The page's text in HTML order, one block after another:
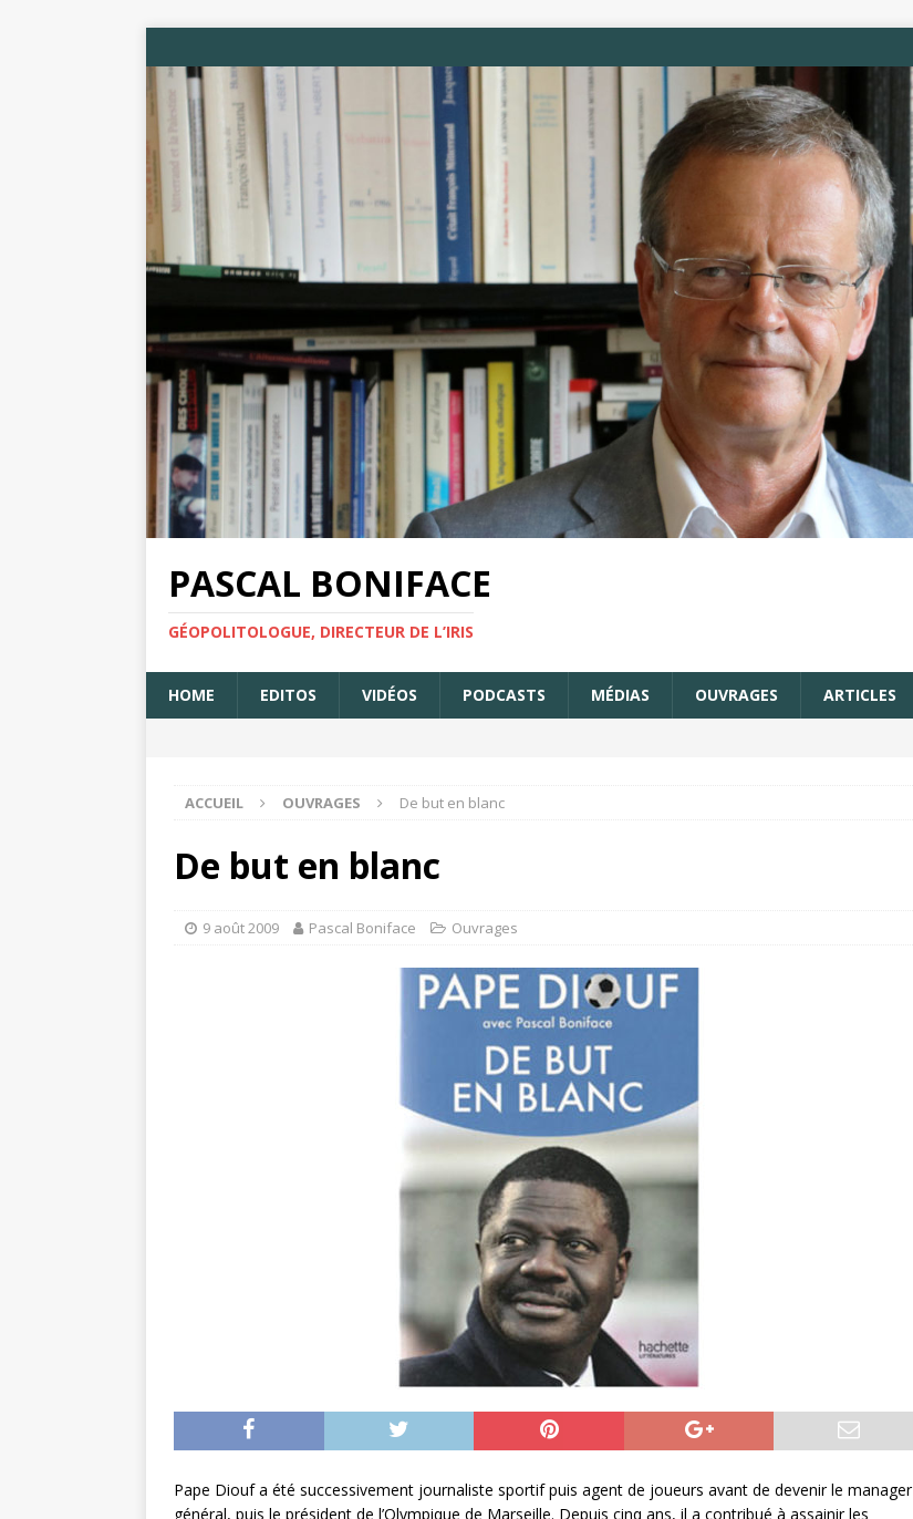
PASCAL BONIFACE
GÉOPOLITOLOGUE, DIRECTEUR DE L’IRIS
HOME EDITOS VIDÉOS PODCASTS MÉDIAS OUVRAGES ARTICLES
ACCUEIL OUVRAGES De but en blanc
De but en blanc
9 août 2009 Pascal Boniface Ouvrages
Pape Diouf a été successivement journaliste sportif puis agent de joueurs avant de devenir le manager
général, puis le président de l’Olympique de Marseille. Depuis cinq ans, il a contribué à assainir les